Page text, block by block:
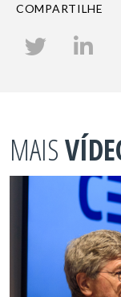
COMPARTILHE
MAIS